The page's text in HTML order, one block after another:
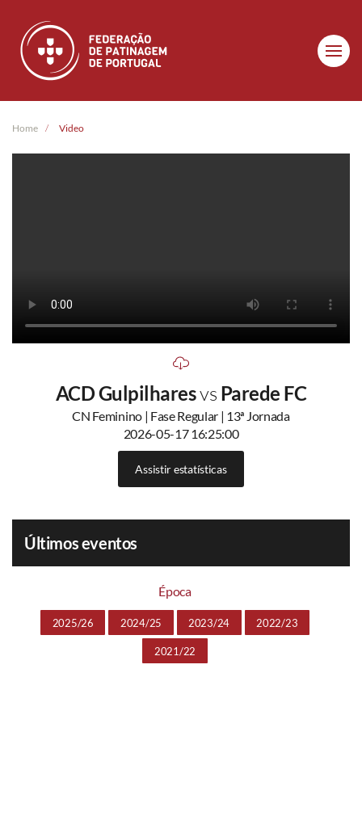
Skip to main content
Home Video
ACD Gulpilharesvs Parede FC
CN Feminino | Fase Regular | 13ª Jornada
2026-05-17 16:25:00
Assistir estatísticas
Últimos eventos
Época
2025/26 2024/25 2023/24 2022/23
2021/22